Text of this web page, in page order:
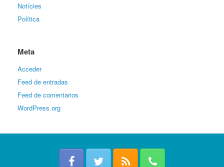
Notícies
Política
Meta
Acceder
Feed de entradas
Feed de comentarios
WordPress.org